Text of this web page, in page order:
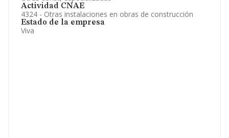
Actividad CNAE
4324 - Otras instalaciones en obras de construcción
Estado de la empresa
Viva